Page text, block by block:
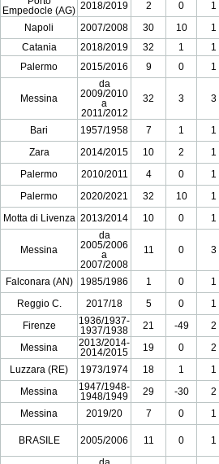
Empedocle (AG) 2018/2019 2 0
1
Napoli 2007/2008 30 10
1
Catania 2018/2019 32 1
1
Palermo 2015/2016 9 0 1
Messina
da
2009/2010
a
2011/2012
32 3 3
Bari 1957/1958 7 1
1
Zara 2014/2015 10 2
1
Palermo 2010/2011 4 0
1
Palermo 2020/2021 32 10
1
Motta di Livenza 2013/2014 10 0 1
Messina
da
2005/2006
a
2007/2008
11 0 3
Falconara (AN) 1985/1986 1 0
1
Reggio C. 2017/18 5 0
1
Firenze
1936/1937-
1937/1938
21 -49
2
Messina
2013/2014-
2014/2015
19 0
2
Luzzara (RE) 1973/1974 18 1
1
Messina
1947/1948-
1948/1949
29 -30
2
Messina 2019/20 7 0
1
BRASILE 2005/2006 11 0 1